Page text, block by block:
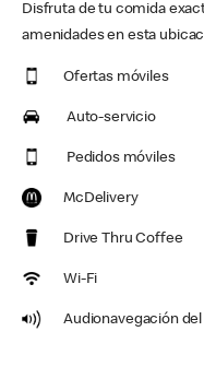
Disfruta de tu comida
amenidades en esta
Ofertas móviles
Auto-servicio
Pedidos móviles
McDelivery
Drive Thru Coffee
Wi-Fi
Audionavegación